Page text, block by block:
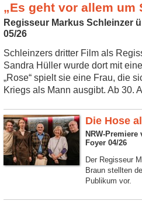
„Es geht vor allem um
Regisseur Markus Schleinzer
05/26
Schleinzers dritter Film als
Sandra Hüller wurde dort mit
„Rose“ spielt sie eine Frau, die
Kriegs als Mann ausgibt. Ab 30.
Die Hose
NRW-
Foyer 04/26
Der Regisseur
Braun stellten
Publikum vor.